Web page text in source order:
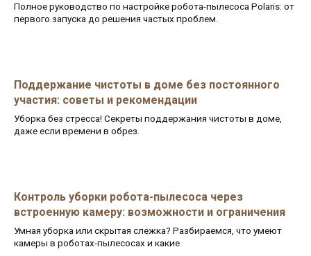
Полное руководство по настройке робота-пылесоса Polaris: от
первого запуска до решения частых проблем.
Поддержание чистоты в доме без постоянного
участия: советы и рекомендации
Уборка без стресса! Секреты поддержания чистоты в доме,
даже если времени в обрез.
Контроль уборки робота-пылесоса через
встроенную камеру: возможности и ограничения
Умная уборка или скрытая слежка? Разбираемся, что умеют
камеры в роботах-пылесосах и какие